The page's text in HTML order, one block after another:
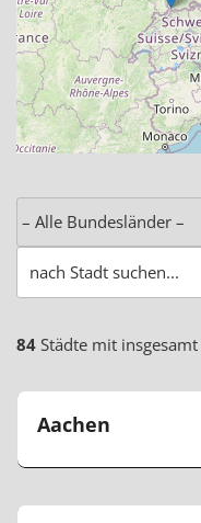
84 Städte mit insgesamt
Aachen